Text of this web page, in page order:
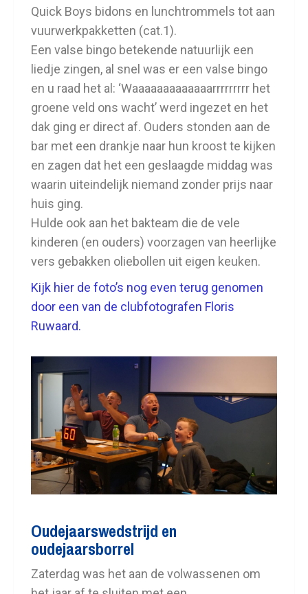
Quick Boys bidons en lunchtrommels tot aan
vuurwerkpakketten (cat.1).
Een valse bingo betekende natuurlijk een
liedje zingen, al snel was er een valse bingo
en u raad het al: ‘Waaaaaaaaaaaaarrrrrrrrr het
groene veld ons wacht’ werd ingezet en het
dak ging er direct af. Ouders stonden aan de
bar met een drankje naar hun kroost te kijken
en zagen dat het een geslaagde middag was
waarin uiteindelijk niemand zonder prijs naar
huis ging.
Hulde ook aan het bakteam die de vele
kinderen (en ouders) voorzagen van heerlijke
vers gebakken oliebollen uit eigen keuken.
Kijk hier de foto’s nog even terug genomen
door een van de clubfotografen Floris
Ruwaard.
Oudejaarswedstrijd en
oudejaarsborrel
Zaterdag was het aan de volwassenen om